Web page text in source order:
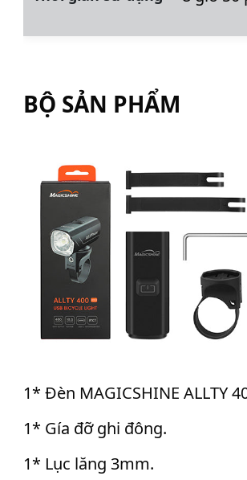
BỘ SẢN PHẨM
1* Đèn MAGICSHINE ALLTY
1* Gía đỡ ghi đông.
1* Lục lăng 3mm.